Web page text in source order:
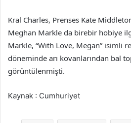
Kral Charles, Prenses Kate
Meghan Markle da birebir hobiye
Markle, “With Love, Megan” isimli
döneminde arı kovanlarından bal
görüntülenmişti.
Kaynak : Cumhuriyet